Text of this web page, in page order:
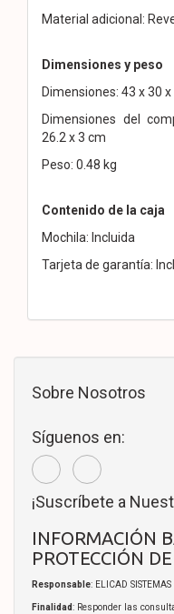
Material adicional:
Dimensiones y peso
Dimensiones: 43 x 30
Dimensiones del
26.2 x 3 cm
Peso: 0.48 kg
Contenido de la caja
Mochila: Incluida
Tarjeta de garantía:
Sobre Nosotros
Síguenos en:
¡Suscríbete a
INFORMACIÓN
PROTECCIÓN
Responsable: ELICAD SISTEMAS
Finalidad: Responder las